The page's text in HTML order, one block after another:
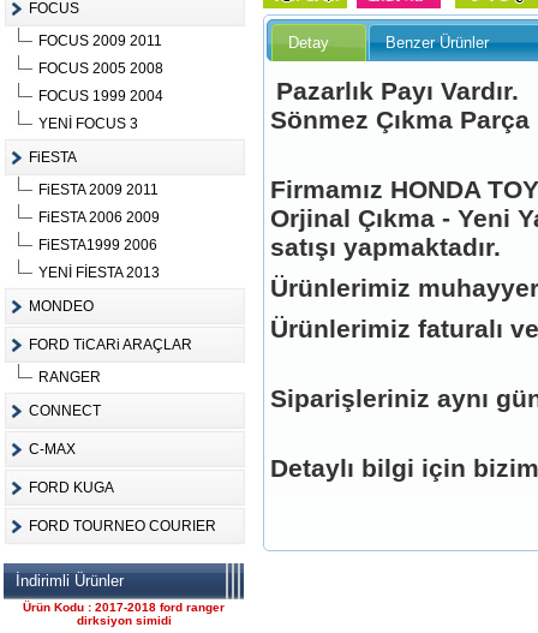
FOCUS
FOCUS 2009 2011
FOCUS 2005 2008
FOCUS 1999 2004
YENİ FOCUS 3
FiESTA
FiESTA 2009 2011
FiESTA 2006 2009
FiESTA1999 2006
YENİ FİESTA 2013
MONDEO
FORD TiCARi ARAÇLAR
RANGER
CONNECT
C-MAX
FORD KUGA
FORD TOURNEO COURIER
İndirimli Ürünler
Ürün Kodu :
FORD CONNECT ÇIKMA
ÇELİK JANT CANT
komple motor
2017-2018 ford ranger 2.2
komple motor
Ürün Kodu : 2017-2018 ford ranger
dirksiyon simidi
Detay Benzer Ürünler
Pazarlık Payı Vardır.
Sönmez Çıkma Parça
Firmamız HONDA
Orjinal Çıkma - Yeni
satışı yapmaktadır.
Ürünlerimiz
Ürünlerimiz faturalı
Siparişleriniz aynı
Detaylı bilgi için